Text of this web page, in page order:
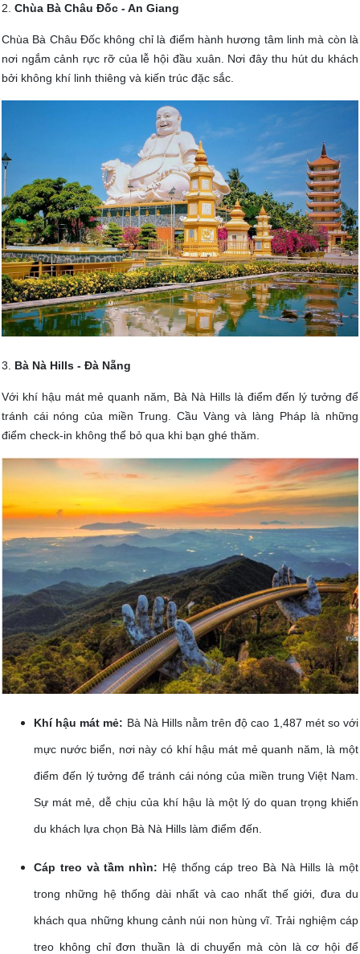
2. Chùa Bà Châu Đốc - An Giang
Chùa Bà Châu Đốc không chỉ là điểm hành hương tâm linh mà còn là
nơi ngắm cảnh rực rỡ của lễ hội đầu xuân. Nơi đây thu hút du khách
bởi không khí linh thiêng và kiến trúc đặc sắc.
3. Bà Nà Hills - Đà Nẵng
Với khí hậu mát mẻ quanh năm, Bà Nà Hills là điểm đến lý tưởng để
tránh cái nóng của miền Trung. Cầu Vàng và làng Pháp là những
điểm check-in không thể bỏ qua khi bạn ghé thăm.
Khí hậu mát mẻ: Bà Nà Hills nằm trên độ cao 1,487 mét so với
mực nước biển, nơi này có khí hậu mát mẻ quanh năm, là một
điểm đến lý tưởng để tránh cái nóng của miền trung Việt Nam.
Sự mát mẻ, dễ chịu của khí hậu là một lý do quan trọng khiến
du khách lựa chọn Bà Nà Hills làm điểm đến.
Cáp treo và tầm nhìn: Hệ thống cáp treo Bà Nà Hills là một
trong những hệ thống dài nhất và cao nhất thế giới, đưa du
khách qua những khung cảnh núi non hùng vĩ. Trải nghiệm cáp
treo không chỉ đơn thuần là di chuyển mà còn là cơ hội để